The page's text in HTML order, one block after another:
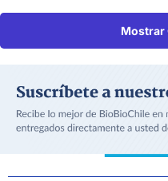
Mostrar